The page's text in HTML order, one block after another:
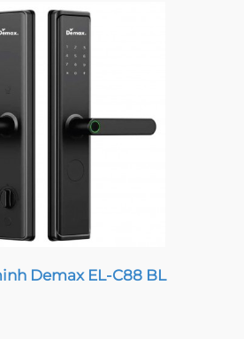
Demax EL-C88 BL